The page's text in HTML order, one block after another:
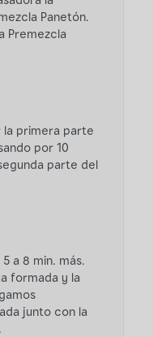
Panetón.
Premezcla
la primera parte
por 10
parte del
a 8 min. más.
formada y la
junto con la